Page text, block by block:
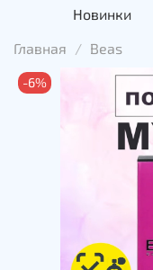
Новинки
Главная
Beas
-6%